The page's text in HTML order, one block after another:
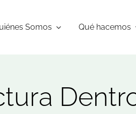
Somos Qué hacemos